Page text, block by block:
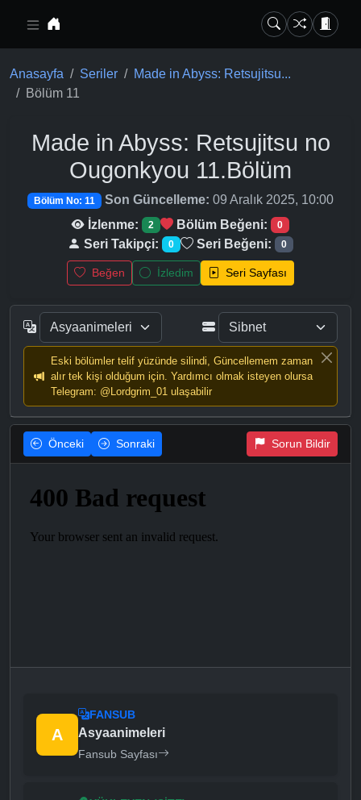
Anasayfa Seriler
Made in Abyss: Retsujitsu...
Bölüm 11
Made in Abyss: Retsujitsu no
Ougonkyou 11.Bölüm
Bölüm No: 11 Son Güncelleme: 09 Aralık 2025, 10:00
İzlenme:
2 Bölüm Beğeni: 0
Seri Takipçi: 0 Seri Beğeni: 0
Beğen İzledim Seri Sayfası
Eski bölümler telif yüzünde silindi, Güncellemem zaman
alır tek kişi olduğum için. Yardımcı olmak isteyen olursa
Telegram: @Lordgrim_01 ulaşabilir
Önceki Sonraki Sorun Bildir
A
FANSUB
Asyaanimeleri
Fansub Sayfası